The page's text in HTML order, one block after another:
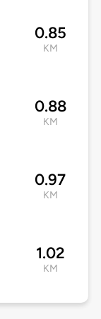
0.85
KM
0.88
KM
0.97
KM
1.02
KM